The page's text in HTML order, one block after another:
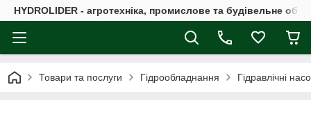
HYDROLIDER - агротехніка, промислове та будівельне
Товари та послуги Гідрообладнання Гідравлічні